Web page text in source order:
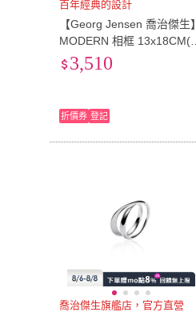
百年經典的設計
【Georg Jensen 喬治傑生】
MODERN 相框 13x18CM(3
586953)
3,510
折價券 登記
喬治傑生旗艦店，官方直營